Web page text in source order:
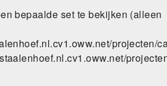
bepaalde set te bekijken (alleen
projecten/